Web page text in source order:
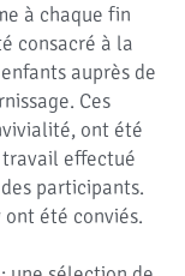
à chaque fin
consacré à la
auprès de
Ces
ont été
effectué
participants.
été conviés.